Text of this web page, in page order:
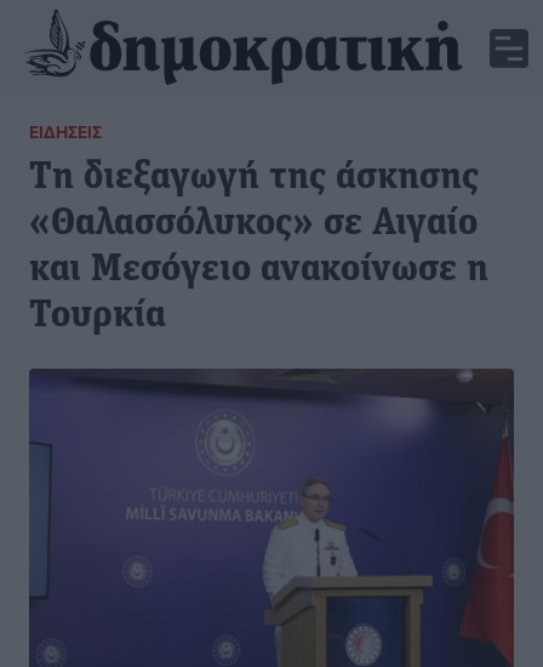
ΕΙΔΉΣΕΙΣ
Τη διεξαγωγή της άσκησης
«Θαλασσόλυκος» σε Αιγαίο
και Μεσόγειο ανακοίνωσε η
Τουρκία